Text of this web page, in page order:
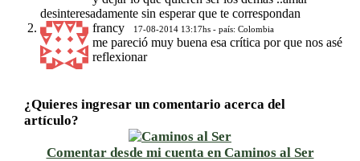
desinteresadamente sin esperar que te correspondan
francy
17-08-2014 13:17hs - país: Colombia
me pareció muy buena esa crítica por que nos asé
reflexionar
¿Quieres ingresar un comentario acerca del
artículo?
Comentar desde mi cuenta en Caminos al Ser